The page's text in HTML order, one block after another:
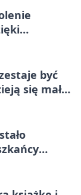
być
się małe